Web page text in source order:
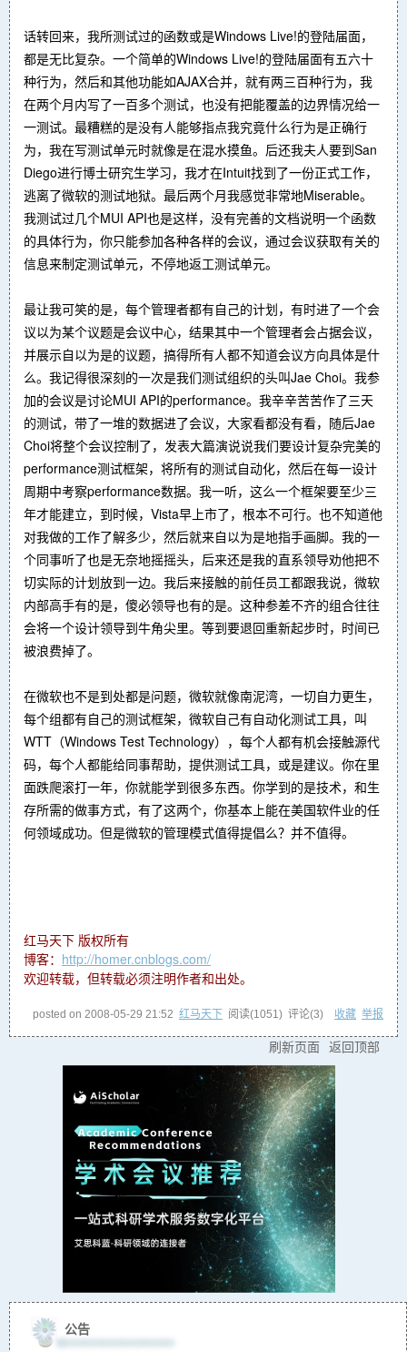
话转回来，我所测试过的函数或是Windows Live!的登陆届面，
都是无比复杂。一个简单的Windows Live!的登陆届面有五六十
种行为，然后和其他功能如AJAX合并，就有两三百种行为，我
在两个月内写了一百多个测试，也没有把能覆盖的边界情况给一
一测试。最糟糕的是没有人能够指点我究竟什么行为是正确行
为，我在写测试单元时就像是在混水摸鱼。后还我夫人要到San
Diego进行博士研究生学习，我才在Intuit找到了一份正式工作，
逃离了微软的测试地狱。最后两个月我感觉非常地Miserable。
我测试过几个MUI API也是这样，没有完善的文档说明一个函数
的具体行为，你只能参加各种各样的会议，通过会议获取有关的
信息来制定测试单元，不停地返工测试单元。
最让我可笑的是，每个管理者都有自己的计划，有时进了一个会
议以为某个议题是会议中心，结果其中一个管理者会占据会议，
并展示自以为是的议题，搞得所有人都不知道会议方向具体是什
么。我记得很深刻的一次是我们测试组织的头叫Jae Choi。我参
加的会议是讨论MUI API的performance。我辛辛苦苦作了三天
的测试，带了一堆的数据进了会议，大家看都没有看，随后Jae
Choi将整个会议控制了，发表大篇演说说我们要设计复杂完美的
performance测试框架，将所有的测试自动化，然后在每一设计
周期中考察performance数据。我一听，这么一个框架要至少三
年才能建立，到时候，Vista早上市了，根本不可行。也不知道他
对我做的工作了解多少，然后就来自以为是地指手画脚。我的一
个同事听了也是无奈地摇摇头，后来还是我的直系领导劝他把不
切实际的计划放到一边。我后来接触的前任员工都跟我说，微软
内部高手有的是，傻必领导也有的是。这种参差不齐的组合往往
会将一个设计领导到牛角尖里。等到要退回重新起步时，时间已
被浪费掉了。
在微软也不是到处都是问题，微软就像南泥湾，一切自力更生，
每个组都有自己的测试框架，微软自己有自动化测试工具，叫
WTT（Windows Test Technology），每个人都有机会接触源代
码，每个人都能给同事帮助，提供测试工具，或是建议。你在里
面跌爬滚打一年，你就能学到很多东西。你学到的是技术，和生
存所需的做事方式，有了这两个，你基本上能在美国软件业的任
何领域成功。但是微软的管理模式值得提倡么？并不值得。
红马天下 版权所有
博客： http://homer.cnblogs.com/
欢迎转载，但转载必须注明作者和出处。
posted on 2008-05-29 21:52 红马天下 阅读(1051 ) 评论(3) 收藏 举报
刷新页面 返回顶部
公告